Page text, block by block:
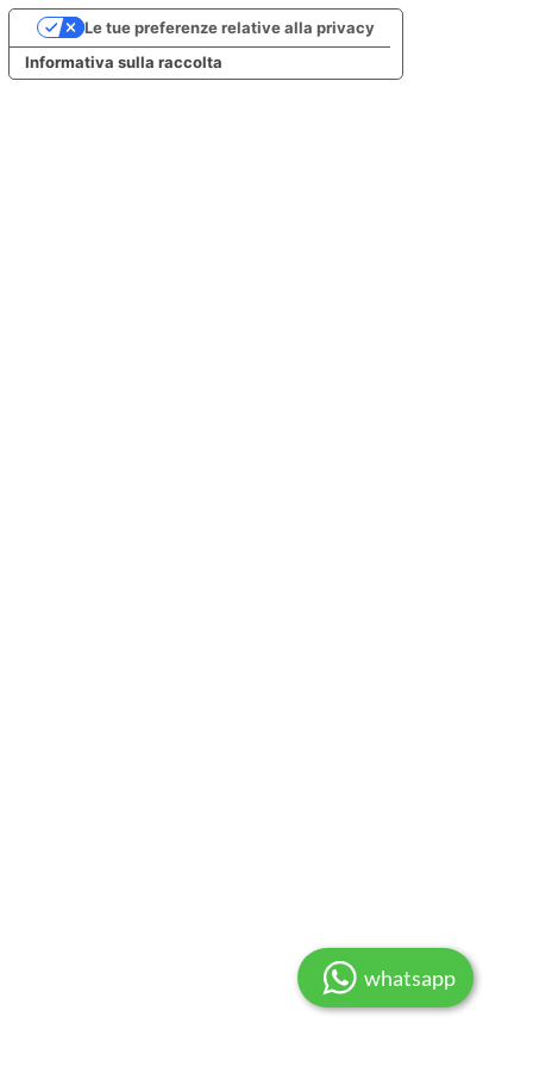
Informativa sulla raccolta
Le tue preferenze relative alla privacy
whatsapp